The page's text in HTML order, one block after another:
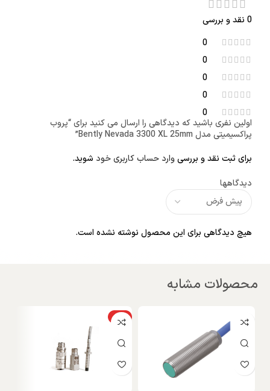
0 نقد و بررسی
0
0
0
0
0
دیدگاهها
هیچ دیدگاهی برای این محصول نوشته نشده است.
اولین نفری باشید که دیدگاهی را ارسال می کنید برای “پروب
پراکسیمیتی مدل Bently Nevada 3300 XL 25mm”
برای ثبت نقد و بررسیوارد حساب کاربری خود شوید.
محصولات مشابه
ویژه